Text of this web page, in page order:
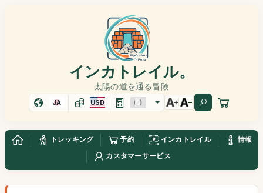
インカトレイル。
太陽の道を通る冒険
JA USD
トレッキング 予約 インカトレイル
情報
カスタマーサービス